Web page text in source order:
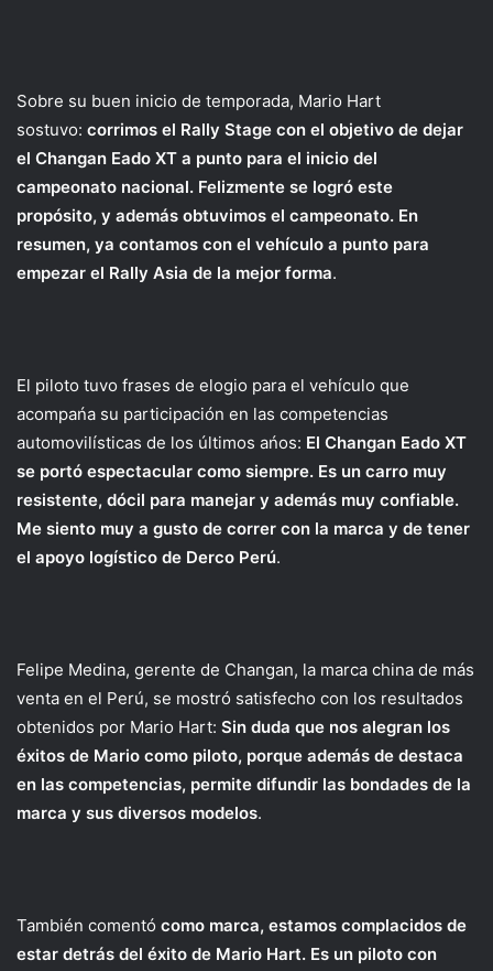
Sobre su buen inicio de temporada, Mario Hart
sostuvo: corrimos el Rally Stage con el objetivo de dejar
el Changan Eado XT a punto para el inicio del
campeonato nacional. Felizmente se logró este
propósito, y además obtuvimos el campeonato. En
resumen, ya contamos con el vehículo a punto para
empezar el Rally Asia de la mejor forma.
El piloto tuvo frases de elogio para el vehículo que
acompańa su participación en las competencias
automovilísticas de los últimos ańos: El Changan Eado XT
se portó espectacular como siempre. Es un carro muy
resistente, dócil para manejar y además muy confiable.
Me siento muy a gusto de correr con la marca y de tener
el apoyo logístico de Derco Perú.
Felipe Medina, gerente de Changan, la marca china de más
venta en el Perú, se mostró satisfecho con los resultados
obtenidos por Mario Hart: Sin duda que nos alegran los
éxitos de Mario como piloto, porque además de destaca
en las competencias, permite difundir las bondades de la
marca y sus diversos modelos.
También comentó como marca, estamos complacidos de
estar detrás del éxito de Mario Hart. Es un piloto con